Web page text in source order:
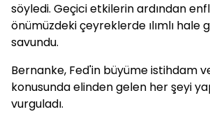
söyledi. Geçici etkilerin ardından
önümüzdeki çeyreklerde ılımlı hale
savundu.
Bernanke, Fed'in büyüme istihdam
konusunda elinden gelen her şeyi
vurguladı.